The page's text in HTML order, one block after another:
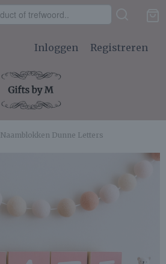
Inloggen Registreren
Naamblokken Dunne Letters